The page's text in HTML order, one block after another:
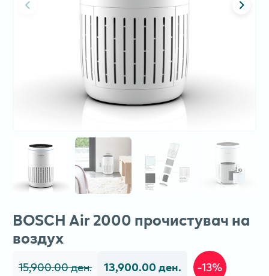
BOSCH Air 2000 прочистувач на
воздух
15,900.00 ден. 13,900.00 ден. -13%